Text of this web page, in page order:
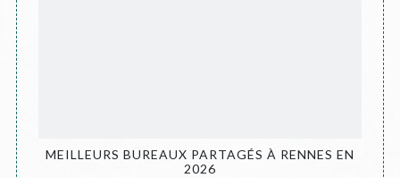
MEILLEURS BUREAUX PARTAGÉS À RENNES EN
2026